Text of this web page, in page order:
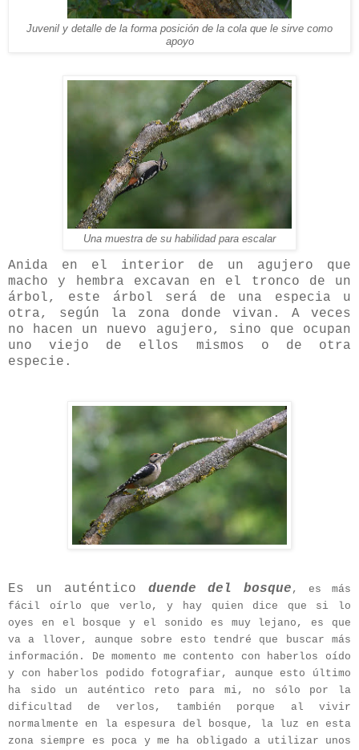
Juvenil y detalle de la forma posición de la cola que le sirve como
apoyo
Una muestra de su habilidad para escalar
Anida en el interior de un agujero que
macho y hembra excavan en el tronco de un
árbol, este árbol será de una especia u
otra, según la zona donde vivan. A veces
no hacen un nuevo agujero, sino que ocupan
uno viejo de ellos mismos o de otra
especie.
Es un auténtico duende del bosque , es más
fácil oírlo que verlo, y hay quien dice que si lo
oyes en el bosque y el sonido es muy lejano, es que
va a llover, aunque sobre esto tendré que buscar más
información. De momento me contento con haberlos oído
y con haberlos podido fotografiar, aunque esto último
ha sido un auténtico reto para mi, no sólo por la
dificultad de verlos, también porque al vivir
normalmente en la espesura del bosque, la luz en esta
zona siempre es poca y me ha obligado a utilizar unos